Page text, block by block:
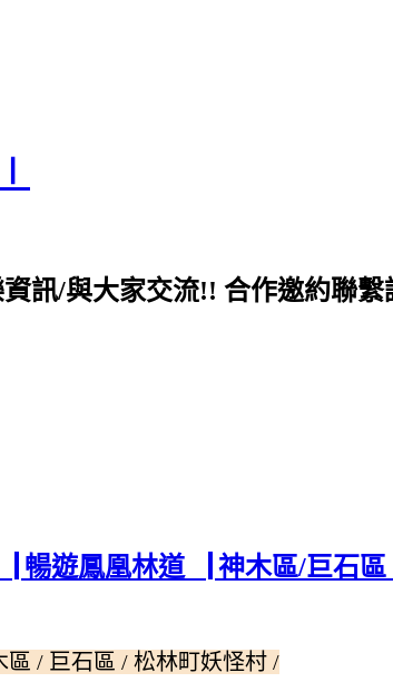
訊/與大家交流!! 合作邀約聯繫
暢遊鳳凰林道▕ 神木區/巨石
區 / 巨石區 / 松林町妖怪村 /